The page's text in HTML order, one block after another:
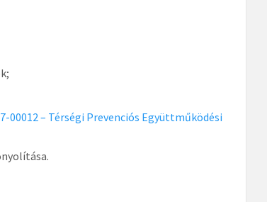
00012 – Térségi Prevenciós Együttműködési